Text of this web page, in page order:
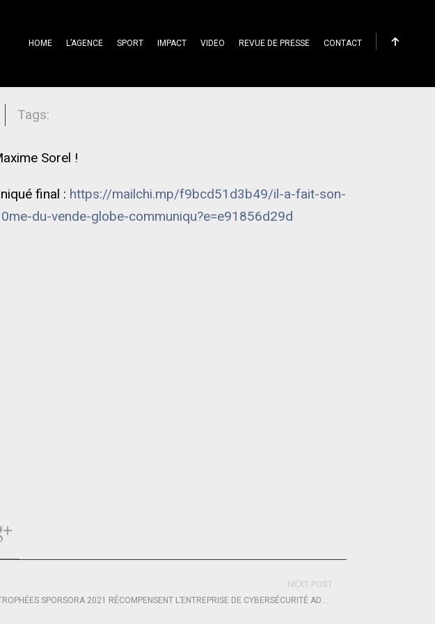
HOME L’AGENCE SPORT IMPACT VIDEO REVUE DE PRESSE CONTACT
Tags:
Sorel !
final : https://mailchi.mp/f9bcd51d3b49/il-a-fait-son-
du-vende-globe-communiqu?e=e91856d29d
NEXT POST
LES TROPHÉES SPORSORA 2021 RÉCOMPENSENT L’ENTREPRISE DE CYBERSÉCURITÉ ADVENS POUR SON SPONSORING INNOVANT, RESPONSABLE ET ENGAGÉ